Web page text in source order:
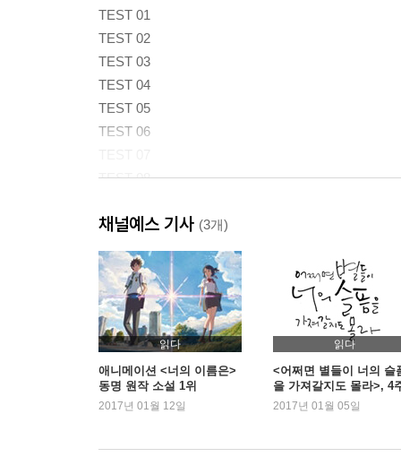
TEST 01
TEST 02
TEST 03
TEST 04
TEST 05
TEST 06
TEST 08
TEST 10
정답
점수 환산표
해석
TEST 01
TEST 02
TEST 03
채널예스 기사 (3개)
읽다
애니메이션 <너의 이름은>
동명 원작 소설 1위
2017년 01월 12일
읽다
<어쩌면 별들이 너의 슬
을 가져갈지도 몰라>, 4
연속 1위
2017년 01월 05일